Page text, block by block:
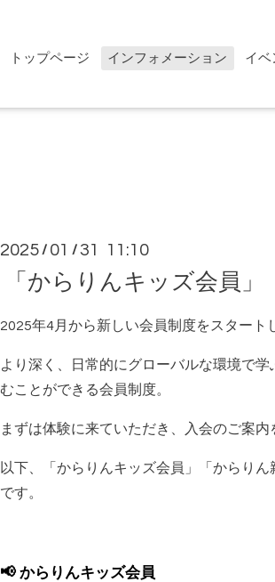
トップページ インフォメーション イベ
2025 / 01 /31 11:10
「からりんキッズ会員
2025年4月から新しい会員制度をスタート
より深く、日常的にグローバルな環境で学
むことができる会員制度。
まずは体験に来ていただき、入会のご案内
以下、「からりんキッズ会員」「からりん
です。
📢 からりんキッズ会員